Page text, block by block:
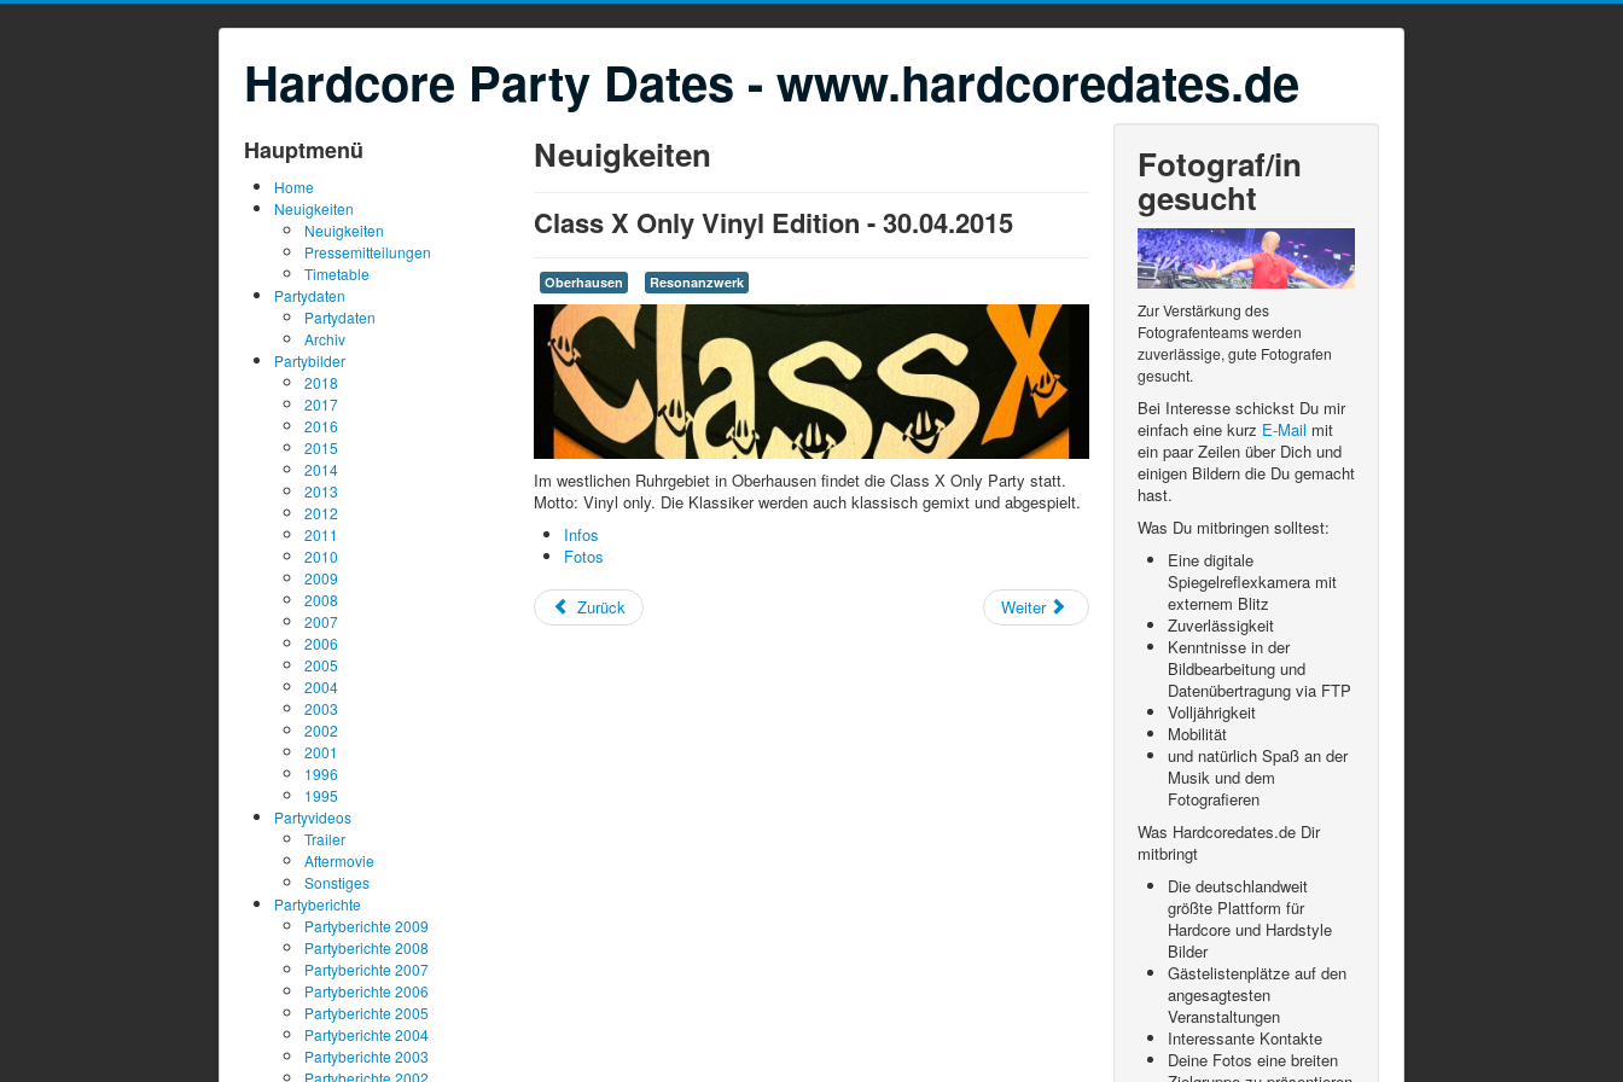
Hardcore Party Dates - www.hardcoredates.de
Hauptmenü
Home
Neuigkeiten
Neuigkeiten
Pressemitteilungen
Timetable
Partydaten
Partydaten
Archiv
Partybilder
2018
2017
2016
2015
2014
2013
2012
2011
2010
2009
2008
2007
2006
2005
2004
2003
2002
2001
1996
1995
Partyvideos
Trailer
Aftermovie
Sonstiges
Partyberichte
Partyberichte 2009
Partyberichte 2008
Partyberichte 2007
Partyberichte 2006
Partyberichte 2005
Partyberichte 2004
Partyberichte 2003
Partyberichte 2002
Neuigkeiten
Class X Only Vinyl Edition - 30.04.2015
Oberhausen Resonanzwerk
Im westlichen Ruhrgebiet in Oberhausen findet die Class X Only Party statt.
Motto: Vinyl only. Die Klassiker werden auch klassisch gemixt und abgespielt.
Infos
Fotos
Zurück Weiter
Fotograf/in
gesucht
Zur Verstärkung des
Fotografenteams werden
zuverlässige, gute Fotografen
gesucht.
Bei Interesse schickst Du mir
einfach eine kurz E-Mail mit
ein paar Zeilen über Dich und
einigen Bildern die Du gemacht
hast.
Was Du mitbringen solltest:
Eine digitale
Spiegelreflexkamera mit
externem Blitz
Zuverlässigkeit
Kenntnisse in der
Bildbearbeitung und
Datenübertragung via FTP
Volljährigkeit
Mobilität
und natürlich Spaß an der
Musik und dem
Fotografieren
Was Hardcoredates.de Dir
mitbringt
Die deutschlandweit
größte Plattform für
Hardcore und Hardstyle
Bilder
Gästelistenplätze auf den
angesagtesten
Veranstaltungen
Interessante Kontakte
Deine Fotos eine breiten